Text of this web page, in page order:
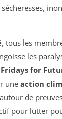
, tous les
les
for
une action
de
pour lutter